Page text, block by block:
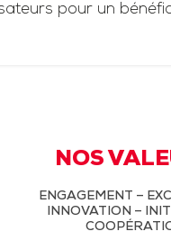
pour un
NOS
ENGAGEMENT –
INNOVATION –